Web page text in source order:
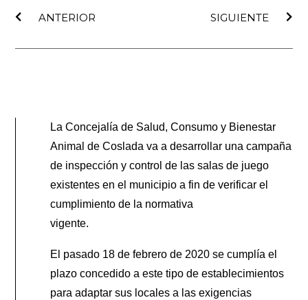
ANTERIOR
SIGUIENTE
La Concejalía de Salud, Consumo y Bienestar
Animal de Coslada va a desarrollar una campaña
de inspección y control de las salas de juego
existentes en el municipio a fin de verificar el
cumplimiento de la normativa
vigente.
El pasado 18 de febrero de 2020 se cumplía el
plazo concedido a este tipo de establecimientos
para adaptar sus locales a las exigencias